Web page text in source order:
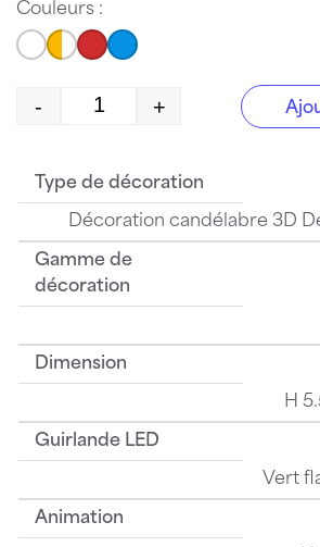
Couleurs :
quantité de S550LFG.NF
- +
Type de décoration
Décoration candélabre 3D
Gamme de
décoration
Dimension
H
Guirlande LED
Vert
Animation